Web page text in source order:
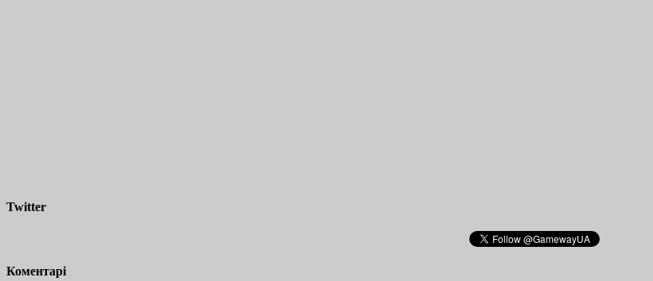
Twitter
Коментарі